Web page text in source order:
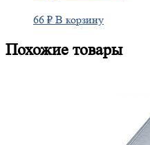
66 ₽ В корзину
Похожие товары